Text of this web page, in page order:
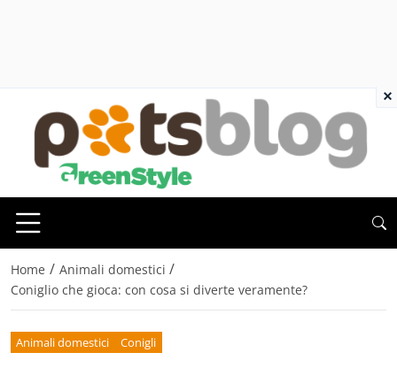
Home / Animali domestici /
Coniglio che gioca: con cosa si diverte veramente?
Animali domestici Conigli
×